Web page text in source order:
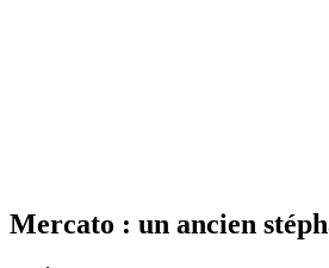
Mercato : un ancien